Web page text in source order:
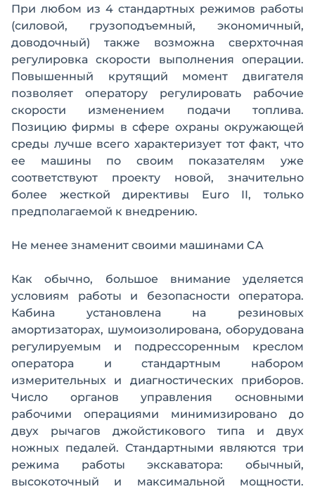
При любом из 4 стандартных режимов работы
(силовой, грузоподъемный, экономичный,
доводочный) также возможна сверхточная
регулировка скорости выполнения операции.
Повышенный крутящий момент двигателя
позволяет оператору регулировать рабочие
скорости изменением подачи топлива.
Позицию фирмы в сфере охраны окружающей
среды лучше всего характеризует тот факт, что
ее машины по своим показателям уже
соответствуют проекту новой, значительно
более жесткой директивы Euro II, только
предполагаемой к внедрению.
Не менее знаменит своими машинами CA
Как обычно, большое внимание уделяется
условиям работы и безопасности оператора.
Кабина установлена на резиновых
амортизаторах, шумоизолирована, оборудована
регулируемым и подрессоренным креслом
оператора и стандартным набором
измерительных и диагностических приборов.
Число органов управления основными
рабочими операциями минимизировано до
двух рычагов джойстикового типа и двух
ножных педалей. Стандартными являются три
режима работы экскаватора: обычный,
высокоточный и максимальной мощности.